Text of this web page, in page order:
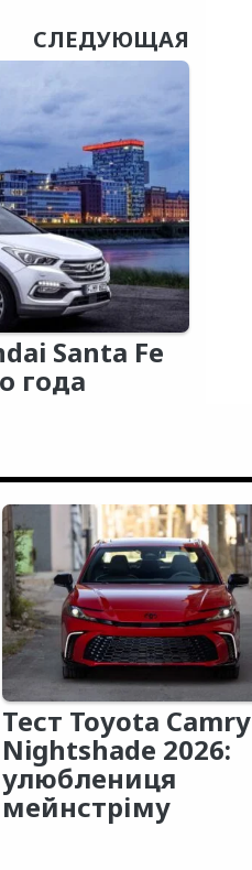
СЛЕДУЮЩАЯ
Santa Fe
года
Тест Toyota Camry
Nightshade 2026:
улюблениця
мейнстріму